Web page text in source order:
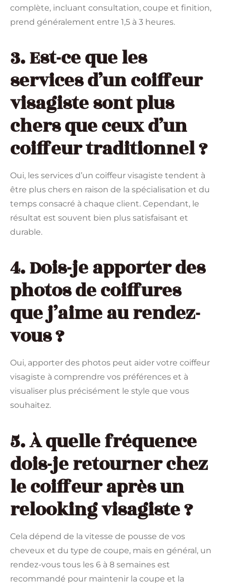
complète, incluant consultation, coupe et finition,
prend généralement entre 1,5 à 3 heures.
3. Est-ce que les
services d’un coiffeur
visagiste sont plus
chers que ceux d’un
coiffeur traditionnel ?
Oui, les services d’un coiffeur visagiste tendent à
être plus chers en raison de la spécialisation et du
temps consacré à chaque client. Cependant, le
résultat est souvent bien plus satisfaisant et
durable.
4. Dois-je apporter des
photos de coiffures
que j’aime au rendez-
vous ?
Oui, apporter des photos peut aider votre coiffeur
visagiste à comprendre vos préférences et à
visualiser plus précisément le style que vous
souhaitez.
5. À quelle fréquence
dois-je retourner chez
le coiffeur après un
relooking visagiste ?
Cela dépend de la vitesse de pousse de vos
cheveux et du type de coupe, mais en général, un
rendez-vous tous les 6 à 8 semaines est
recommandé pour maintenir la coupe et la